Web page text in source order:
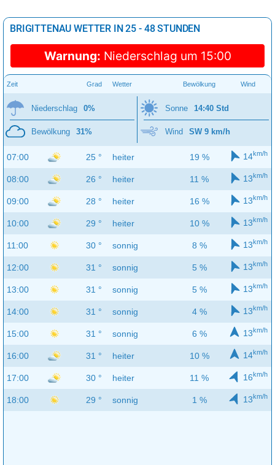
BRIGITTENAU WETTER IN 25 - 48 STUNDEN
Warnung: Niederschlag um 15:00
Zeit Grad Wetter Bewölkung Wind
Niederschlag 0%
Bewölkung 31%
Sonne 14:40 Std
Wind SW 9 km/h
07:00 25 ° heiter 19 % 14km/h
08:00 26 ° heiter 11 % 13km/h
09:00 28 ° heiter 16 % 13km/h
10:00 29 ° heiter 10 % 13km/h
11:00 30 ° sonnig 8 % 13km/h
12:00 31 ° sonnig 5 % 13km/h
13:00 31 ° sonnig 5 % 13km/h
14:00 31 ° sonnig 4 % 13km/h
15:00 31 ° sonnig 6 % 13km/h
16:00 31 ° heiter 10 % 14km/h
17:00 30 ° heiter 11 % 16km/h
18:00 29 ° sonnig 1 % 13km/h